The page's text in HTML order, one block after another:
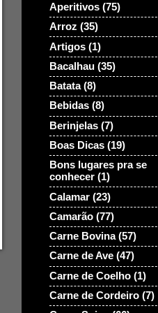
Aperitivos (75)
Arroz (35)
Artigos (1)
Bacalhau (35)
Batata (8)
Bebidas (8)
Berinjelas (7)
Boas Dicas (19)
Bons lugares pra se
conhecer (1)
Calamar (23)
Camarão (77)
Carne Bovina (57)
Carne de Ave (47)
Carne de Coelho (1)
Carne de Cordeiro (7)